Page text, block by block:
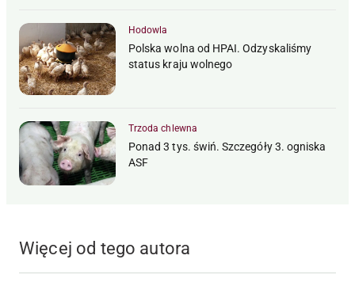
Hodowla
Polska wolna od HPAI. Odzyskaliśmy
status kraju wolnego
Trzoda chlewna
Ponad 3 tys. świń. Szczegóły 3. ogniska
ASF
Więcej od tego autora